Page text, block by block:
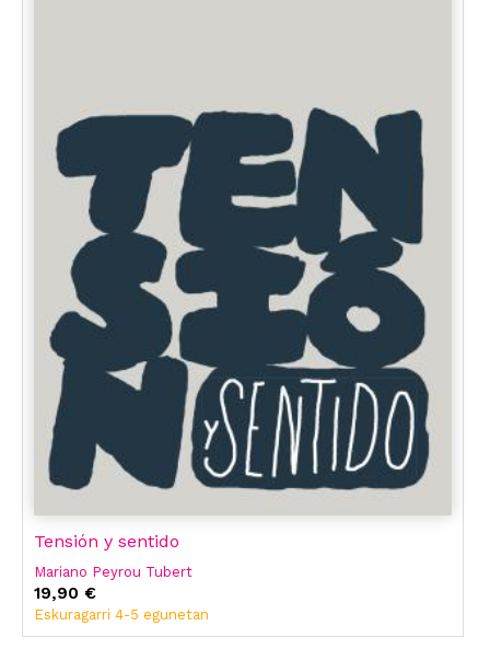
Tensión y sentido
Mariano Peyrou Tubert
19,90 €
Eskuragarri 4-5 egunetan